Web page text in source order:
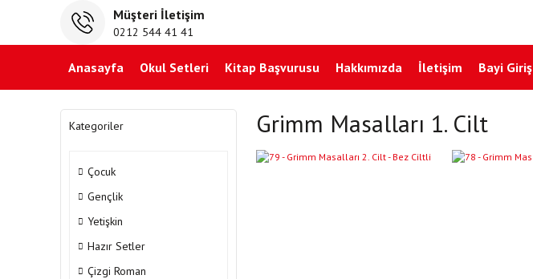
Müşteri İletişim
0212 544 41 41
Anasayfa Okul Setleri Kitap Başvurusu Hakkımızda İletişim Bayi Giriş
Kategoriler
Çocuk
Gençlik
Yetişkin
Hazır Setler
Çizgi Roman
Grimm Masalları 1. Cilt